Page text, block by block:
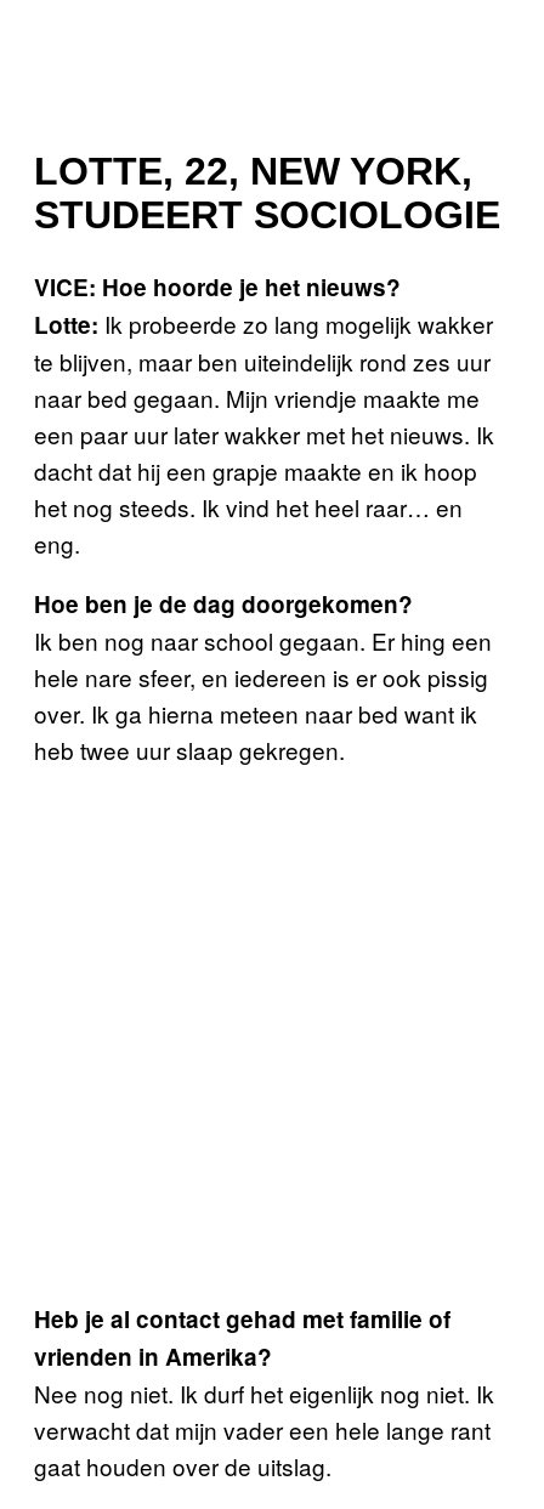
LOTTE, 22, NEW YORK,
STUDEERT SOCIOLOGIE
VICE: Hoe hoorde je het nieuws?
Lotte: Ik probeerde zo lang mogelijk wakker
te blijven, maar ben uiteindelijk rond zes uur
naar bed gegaan. Mijn vriendje maakte me
een paar uur later wakker met het nieuws. Ik
dacht dat hij een grapje maakte en ik hoop
het nog steeds. Ik vind het heel raar… en
eng.
Hoe ben je de dag doorgekomen?
Ik ben nog naar school gegaan. Er hing een
hele nare sfeer, en iedereen is er ook pissig
over. Ik ga hierna meteen naar bed want ik
heb twee uur slaap gekregen.
Heb je al contact gehad met familie of
vrienden in Amerika?
Nee nog niet. Ik durf het eigenlijk nog niet. Ik
verwacht dat mijn vader een hele lange rant
gaat houden over de uitslag.